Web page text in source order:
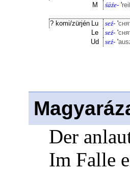
M
śäźe- '
? komi/zürjén Lu seź- '
Le
seź- '
Ud
seź- '
Der
Im Falle